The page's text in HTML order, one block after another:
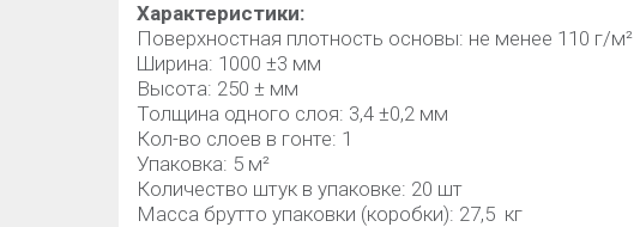
Характеристики:
Поверхностная плотность основы: не менее 110 г/м²
Ширина: 1000 ±3 мм
Высота: 250 ± мм
Толщина одного слоя: 3,4 ±0,2 мм
Кол-во слоев в гонте: 1
Упаковка: 5 м²
Количество штук в упаковке: 20 шт
Масса брутто упаковки (коробки): 27,5 кг